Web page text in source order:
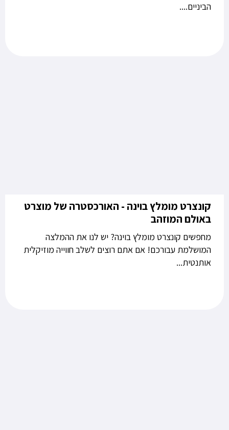
הביניים....
קונצרט מומלץ בוינה - האורכסטרה של מוצרט
באולם המוזהב
מחפשים קונצרט מומלץ בוינה? יש לנו את ההמלצה
המושלמת עבורכם! אם אתם רוצים לשלב חווייה מוזיקלית
אותנטית...